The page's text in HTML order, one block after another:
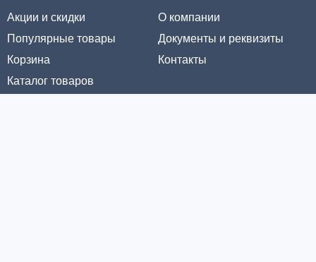
Акции и скидки
Популярные товары
Корзина
Каталог товаров
О компании
Документы и реквизиты
Контакты